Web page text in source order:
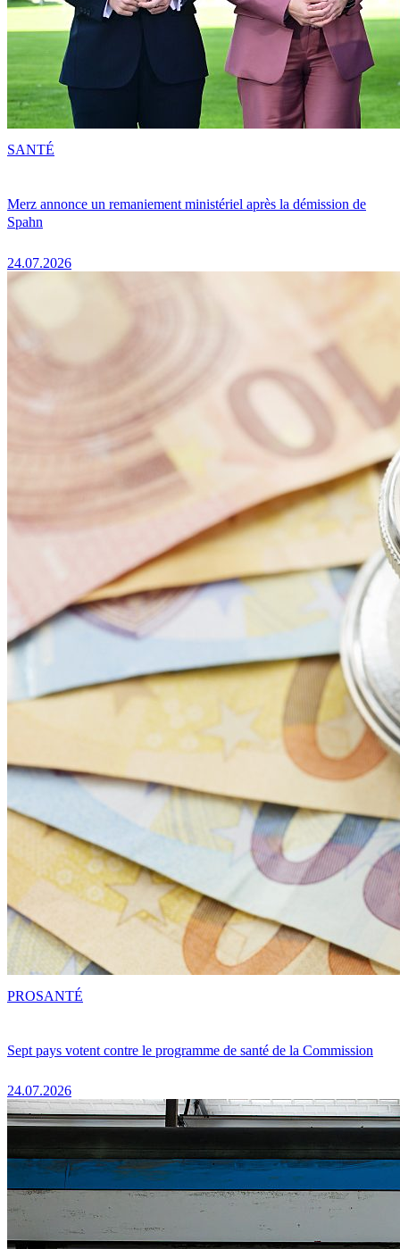
Merz annonce un remaniement ministériel après la démission de
Spahn
24.07.2026
SANTÉ
Sept pays votent contre le programme de santé de la Commission
24.07.2026
PROSANTÉ